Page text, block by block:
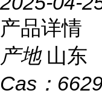
产品详情
产地 山东
Cas：